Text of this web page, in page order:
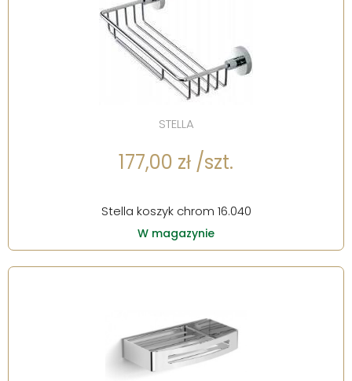
STELLA
177,00 zł /szt.
Stella koszyk chrom 16.040
W magazynie